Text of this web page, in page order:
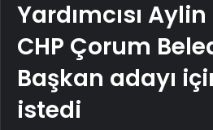
Yardımcısı
CHP Çorum
Başkan adayı
istedi